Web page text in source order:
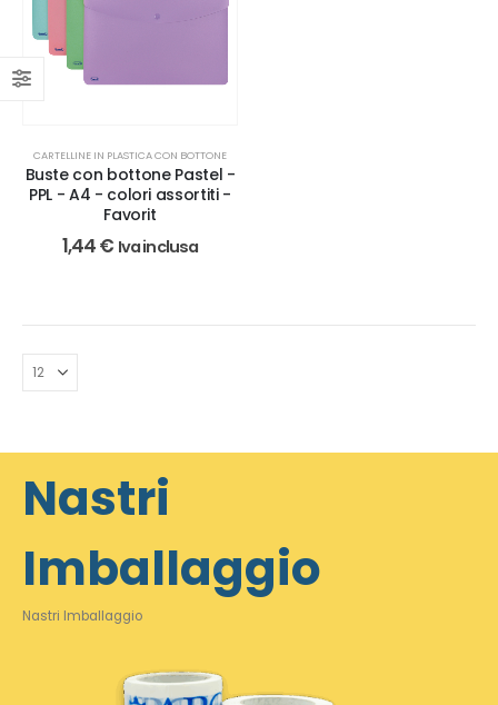
CARTELLINE IN PLASTICA CON BOTTONE
Buste con bottone Pastel -
PPL - A4 - colori assortiti -
Favorit
1,44€ Iva inclusa
Nastri
Imballaggio
Nastri Imballaggio